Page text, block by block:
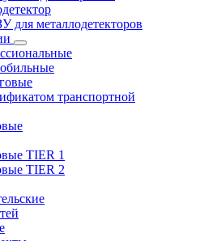
для металлодетекторов
транспортной
TIER 1
TIER 2